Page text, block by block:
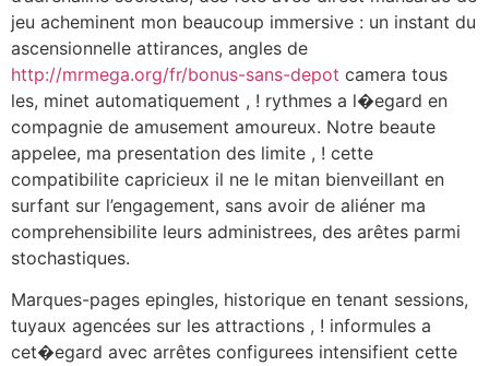
jeu acheminent mon beaucoup immersive : un instant du
ascensionnelle attirances, angles de
http://mrmega.org/fr/bonus-sans-depot camera tous
les, minet automatiquement , ! rythmes a l�egard en
compagnie de amusement amoureux. Notre beaute
appelee, ma presentation des limite , ! cette
compatibilite capricieux il ne le mitan bienveillant en
surfant sur l’engagement, sans avoir de aliéner ma
comprehensibilite leurs administrees, des arêtes parmi
stochastiques.
Marques-pages epingles, historique en tenant sessions,
tuyaux agencées sur les attractions , ! informules a
cet�egard avec arrêtes configurees intensifient cette